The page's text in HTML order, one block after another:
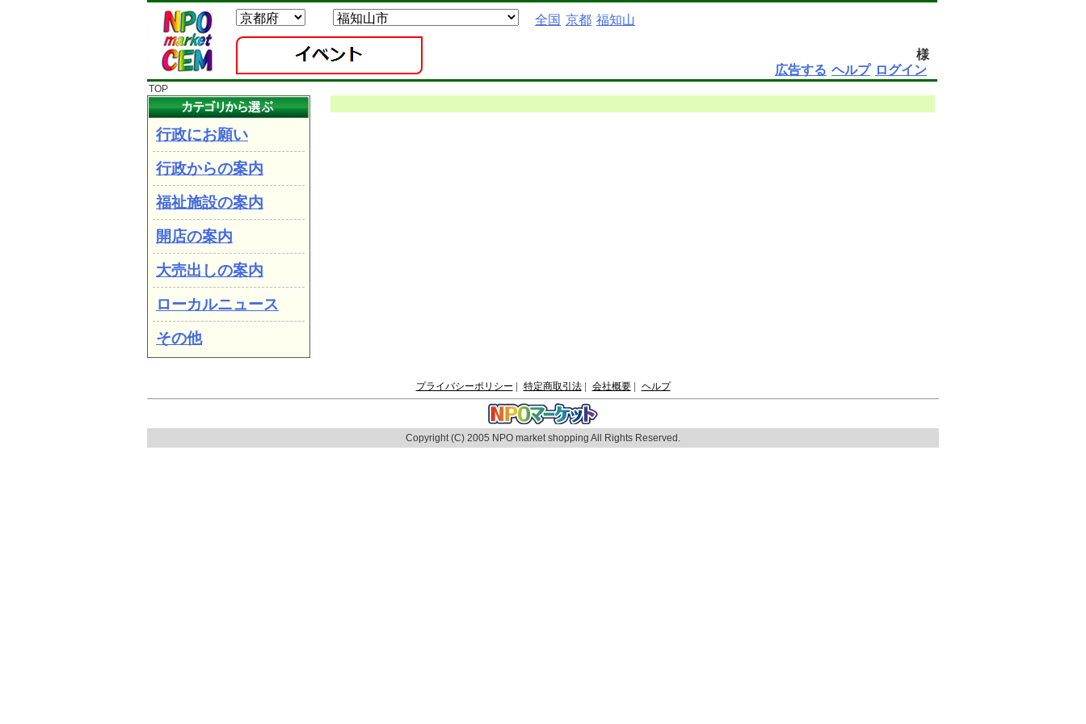
全国 京都 福知山
様
広告する ヘルプ ログイン
TOP
行政にお願い
行政からの案内
福祉施設の案内
開店の案内
大売出しの案内
ローカルニュース
その他
プライバシーポリシー 特定商取引法| 会社概要| ヘルプ
Copyright (C) 2005 NPO market shopping All Rights Reserved.